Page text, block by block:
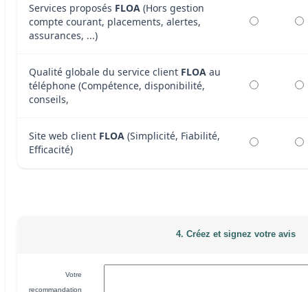
Services proposés FLOA (Hors gestion
compte courant, placements, alertes,
assurances, ...)
Qualité globale du service client FLOA au
téléphone (Compétence, disponibilité,
conseils,
Site web client FLOA (Simplicité, Fiabilité,
Efficacité)
4. Créez et signez votre avis
Votre
recommandation